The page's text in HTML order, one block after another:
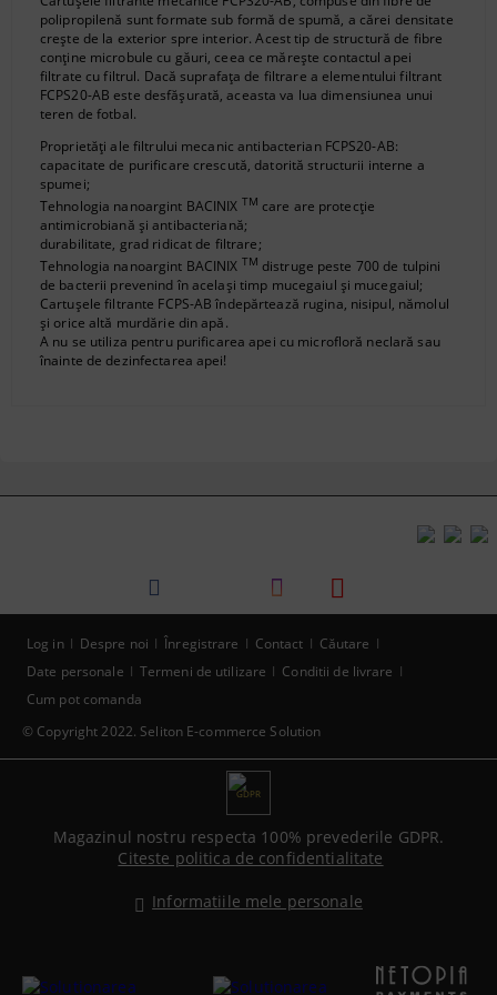
polipropilenă sunt formate sub formă de spumă, a cărei densitate
crește de la exterior spre interior. Acest tip de structură de fibre
conține microbule cu găuri, ceea ce mărește contactul apei
filtrate cu filtrul. Dacă suprafața de filtrare a elementului filtrant
FCPS20-AB este desfășurată, aceasta va lua dimensiunea unui
teren de fotbal.
Proprietăți ale filtrului mecanic antibacterian FCPS20-AB:
capacitate de purificare crescută, datorită structurii interne a
spumei;
Tehnologia nanoargint BACINIX TM care are protecție
antimicrobiană și antibacteriană;
durabilitate, grad ridicat de filtrare;
Tehnologia nanoargint BACINIX TM distruge peste 700 de tulpini
de bacterii prevenind în același timp mucegaiul și mucegaiul;
Cartușele filtrante FCPS-AB îndepărtează rugina, nisipul, nămolul
și orice altă murdărie din apă.
A nu se utiliza pentru purificarea apei cu microfloră neclară sau
înainte de dezinfectarea apei!
© Copyright 2022. Seliton E-commerce Solution
Log in Despre noi Înregistrare Contact
Căutare
Date personale
Termeni de utilizare
Conditii de livrare
Cum pot comanda
GDPR
Magazinul nostru respecta 100% prevederile GDPR.
Citeste politica de confidentialitate
Informatiile mele personale